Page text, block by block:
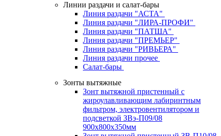
Линии раздачи и салат-бары
Линия раздачи "АСТА"
Линия раздачи "ЛИРА-ПРОФИ"
Линия раздачи "ПАТША"
Линия раздачи "ПРЕМЬЕР"
Линия раздачи "РИВЬЕРА"
Линия раздачи прочее
Салат-бары
Зонты вытяжные
Зонт вытяжной пристенный с
жироулавливающим лабиринтным
фильтром, электровентилятором и
подсветкой ЗВэ-П09/08
900х800х350мм